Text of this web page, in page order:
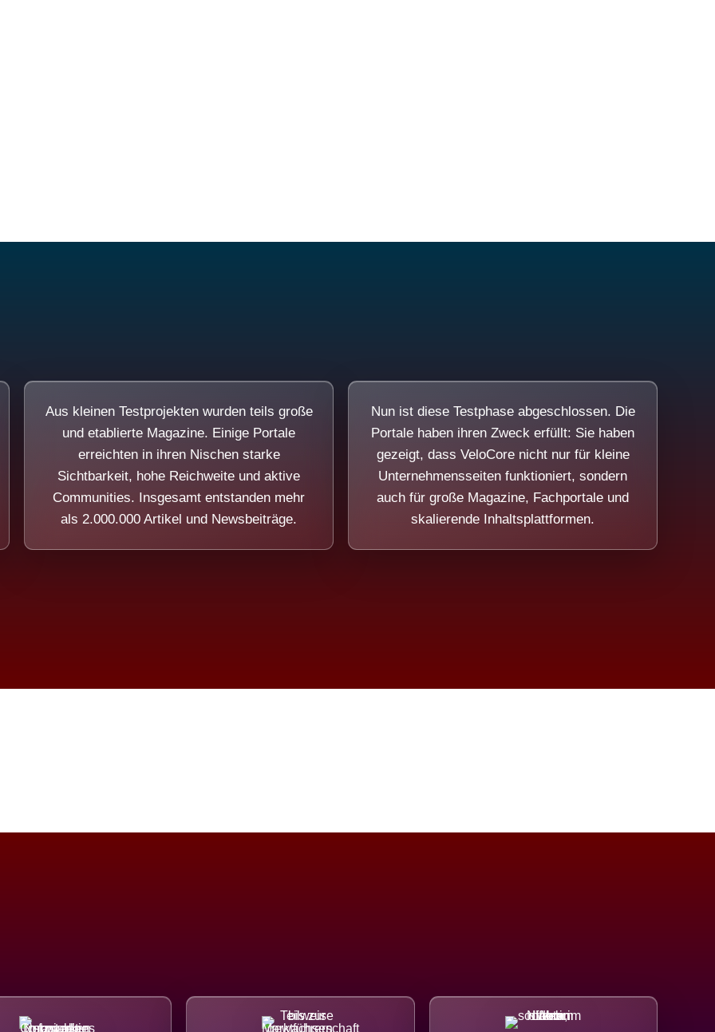
Aus kleinen Testprojekten wurden teils große
und etablierte Magazine. Einige Portale
erreichten in ihren Nischen starke
Sichtbarkeit, hohe Reichweite und aktive
Communities. Insgesamt entstanden mehr
als 2.000.000 Artikel und Newsbeiträge.
Nun ist diese Testphase abgeschlossen. Die
Portale haben ihren Zweck erfüllt: Sie haben
gezeigt, dass VeloCore nicht nur für kleine
Unternehmensseiten funktioniert, sondern
auch für große Magazine, Fachportale und
skalierende Inhaltsplattformen.